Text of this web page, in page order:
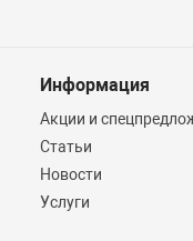
Информация
Акции и
Статьи
Новости
Услуги